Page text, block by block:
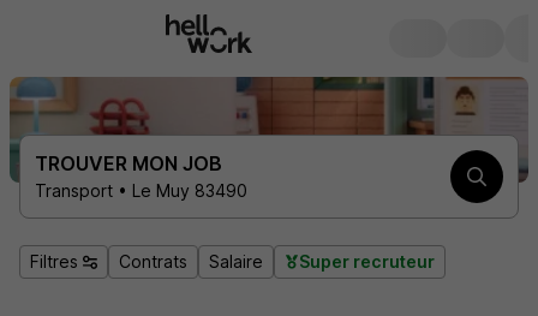
TROUVER MON JOB
Transport • Le Muy 83490
Filtres Contrats Salaire Super recruteur